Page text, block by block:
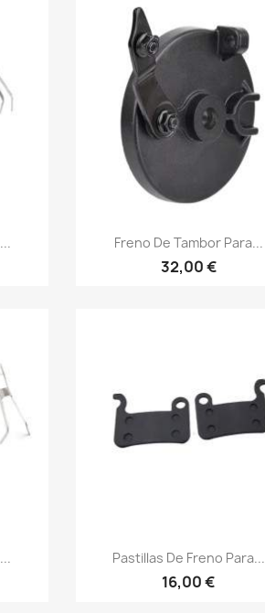
Vista rápida
Freno De Tambor Para...
32,00 €
Vista rápida
Pastillas De Freno Para...
16,00 €